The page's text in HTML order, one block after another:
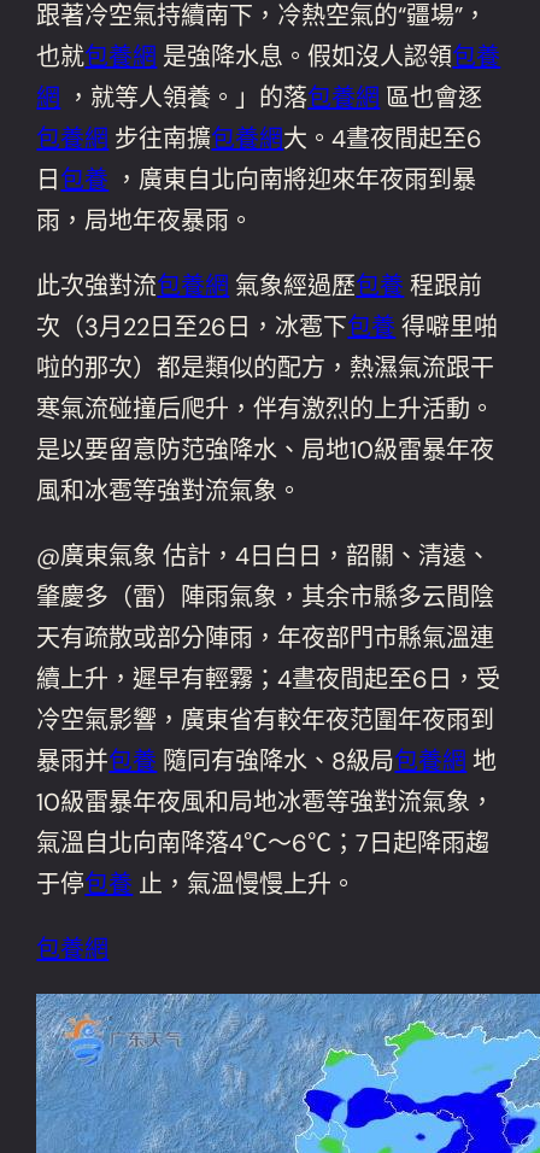
跟著冷空氣持續南下，冷熱空氣的“疆場”，
也就包養網 是強降水息。假如沒人認領包養
網 ，就等人領養。」的落包養網 區也會逐
包養網 步往南擴包養網大。4晝夜間起至6
日包養 ，廣東自北向南將迎來年夜雨到暴
雨，局地年夜暴雨。
此次強對流包養網 氣象經過歷包養 程跟前
次（3月22日至26日，冰雹下包養 得噼里啪
啦的那次）都是類似的配方，熱濕氣流跟干
寒氣流碰撞后爬升，伴有激烈的上升活動。
是以要留意防范強降水、局地10級雷暴年夜
風和冰雹等強對流氣象。
@廣東氣象 估計，4日白日，韶關、清遠、
肇慶多（雷）陣雨氣象，其余市縣多云間陰
天有疏散或部分陣雨，年夜部門市縣氣溫連
續上升，遲早有輕霧；4晝夜間起至6日，受
冷空氣影響，廣東省有較年夜范圍年夜雨到
暴雨并包養 隨同有強降水、8級局包養網 地
10級雷暴年夜風和局地冰雹等強對流氣象，
氣溫自北向南降落4℃～6℃；7日起降雨趨
于停包養 止，氣溫慢慢上升。
包養網